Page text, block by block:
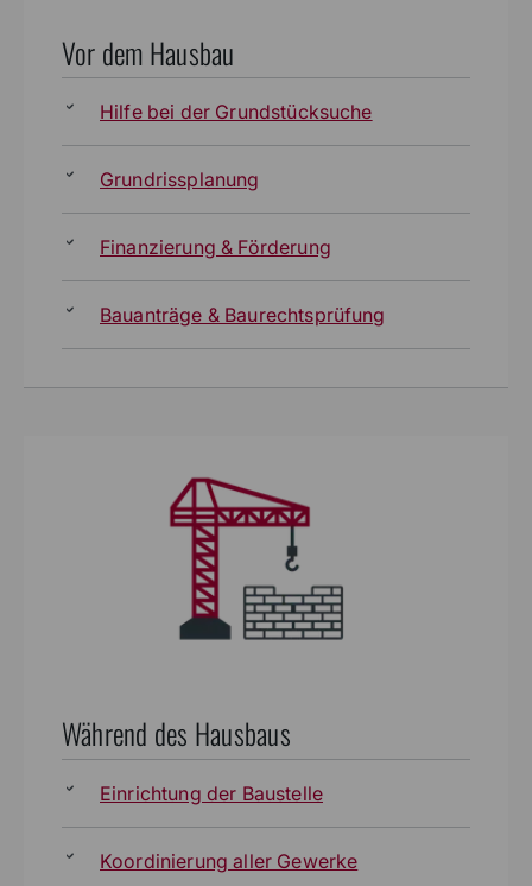
Vor dem Hausbau
Hilfe bei der Grundstücksuche
Grundrissplanung
Finanzierung & Förderung
Bauanträge & Baurechtsprüfung
Während des Hausbaus
Einrichtung der Baustelle
Koordinierung aller Gewerke